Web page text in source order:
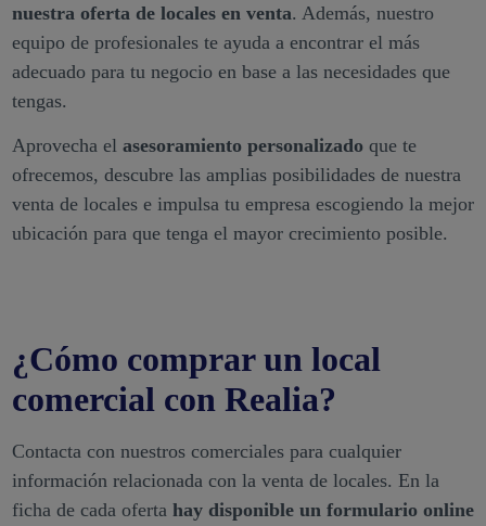
nuestra oferta de locales en venta. Además, nuestro
equipo de profesionales te ayuda a encontrar el más
adecuado para tu negocio en base a las necesidades que
tengas.
Aprovecha el asesoramiento personalizadoque te
ofrecemos, descubre las amplias posibilidades de nuestra
venta de locales e impulsa tu empresa escogiendo la mejor
ubicación para que tenga el mayor crecimiento posible.
¿Cómo comprar un local
comercial con Realia?
Contacta con nuestros comerciales para cualquier
información relacionada con la venta de locales. En la
ficha de cada oferta hay disponible un formulario online